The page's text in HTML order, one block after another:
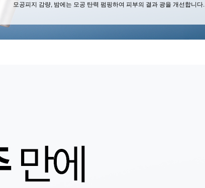
모공피지 감량, 밤에는 모공 탄력 펌핑하여 피부의 결과 광을 개선합니다.